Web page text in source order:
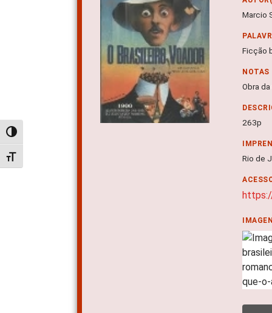
Alternar alto contraste
Alternar tamanho da fonte
Marcio
Ficção
NOTAS
Obra
263p
Rio de